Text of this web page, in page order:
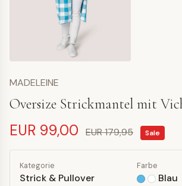
MADELEINE
Oversize Strickmantel mit
EUR 99,00 EUR 179,95 Sale
Kategorie
Strick & Pullover
Farbe
Blau